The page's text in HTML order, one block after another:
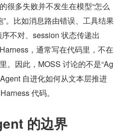
很多失败并不发生在模型“怎么
”。比如消息路由错误、工具结果
不对、session 状态传递出
，通常写在代码里，不在
。因此，MOSS 讨论的不是“Ag
自进化如何从文本层推进
代码。
的边界